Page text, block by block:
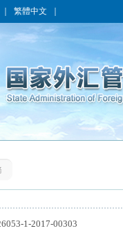
繁體中文
1-2017-00303